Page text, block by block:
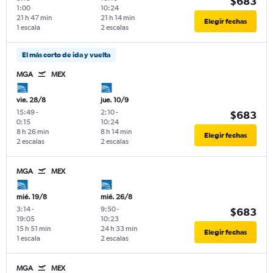
1:00
1 escala
21 h 47 min
10:24
2 escalas
21 h 14 min Elegir fechas
El más corto de ida y vuelta
MGA MEX
vie. 28/8
15:49-
0:15
2 escalas
8 h 26 min
jue. 10/9
2:10-
10:24
2 escalas
8 h 14 min
$683
Elegir fechas
MGA MEX
mié. 19/8
3:14-
19:05
1 escala
15 h 51 min
mié. 26/8
9:50-
10:23
2 escalas
24 h 33 min
$683
Elegir fechas
MGA MEX